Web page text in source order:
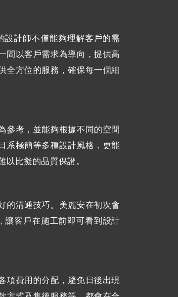
設計師不僅能夠理解客戶的需
間以客戶需求為導向，提供高
全方位的服務，確保每一個細
參考，並能夠根據不同的空間
系極簡等多種設計風格，更能
比擬的品質保證。
的溝通技巧。美麗安在初次會
讓客戶在施工前即可看到設計
項費用的分配，避免日後出現